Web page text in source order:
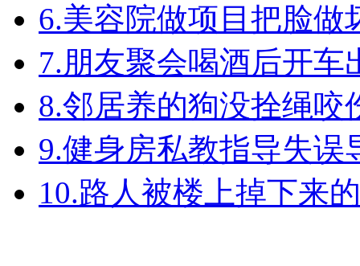
6.美容院做项目把脸做
7.朋友聚会喝酒后开
8.邻居养的狗没拴绳
9.健身房私教指导失
10.路人被楼上掉下来